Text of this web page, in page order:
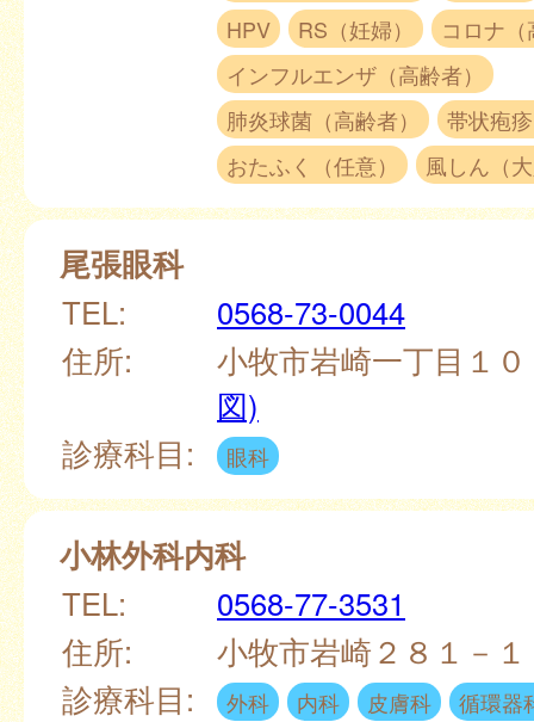
HPV
RS（妊婦）
コロナ
インフルエンザ（高齢者）
肺炎球菌（高齢者）
帯状疱
おたふく（任意）
風しん（
尾張眼科
TEL:
0568-73-0044
住所:
小牧市岩崎一丁目１
図)
診療科目:
眼科
小林外科内科
TEL:
0568-77-3531
住所:
小牧市岩崎２８１－
診療科目:
外科 内科 皮膚科 循環器